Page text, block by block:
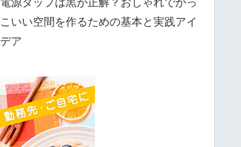
こいい空間を作るための基本と実践アイ
デア